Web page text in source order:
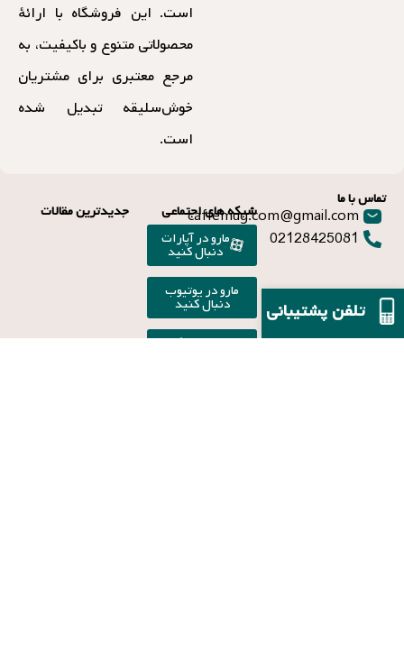
است. این فروشگاه با ارائهٔ
محصولاتی متنوع و باکیفیت، به
مرجع معتبری برای مشتریان
خوش‌سلیقه تبدیل شده
است.
تماس با ما
caffemug.com@gmail.com
02128425081
شبکه های اجتماعی
مارو در آپارات
دنبال کنید
مارو در یوتیوب
دنبال کنید
جدیدترین مقالات
تلفن پشتیبانی